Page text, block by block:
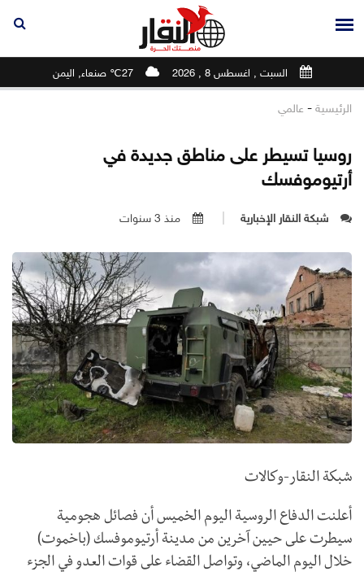
السبت , اغسطس 8 , 2026 27℃ صنعاء, اليمن
الرئيسية - عالمي
روسيا تسيطر على مناطق جديدة في
أرتيوموفسك
شبكة النقار الإخبارية منذ 3 سنوات
شبكة النقار-وكالات
أعلنت الدفاع الروسية اليوم الخميس أن فصائل هجومية
سيطرت على حيين آخرين من مدينة أرتيوموفسك (باخموت)
خلال اليوم الماضي، وتواصل القضاء على قوات العدو في الجزء